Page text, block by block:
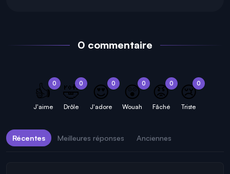
0 commentaire
0
👍
J'aime
0
🤣
Drôle
0
😍
J'adore
0
😲
Wouah
0
😡
Fâché
0
😢
Triste
Récentes Meilleures réponses Anciennes